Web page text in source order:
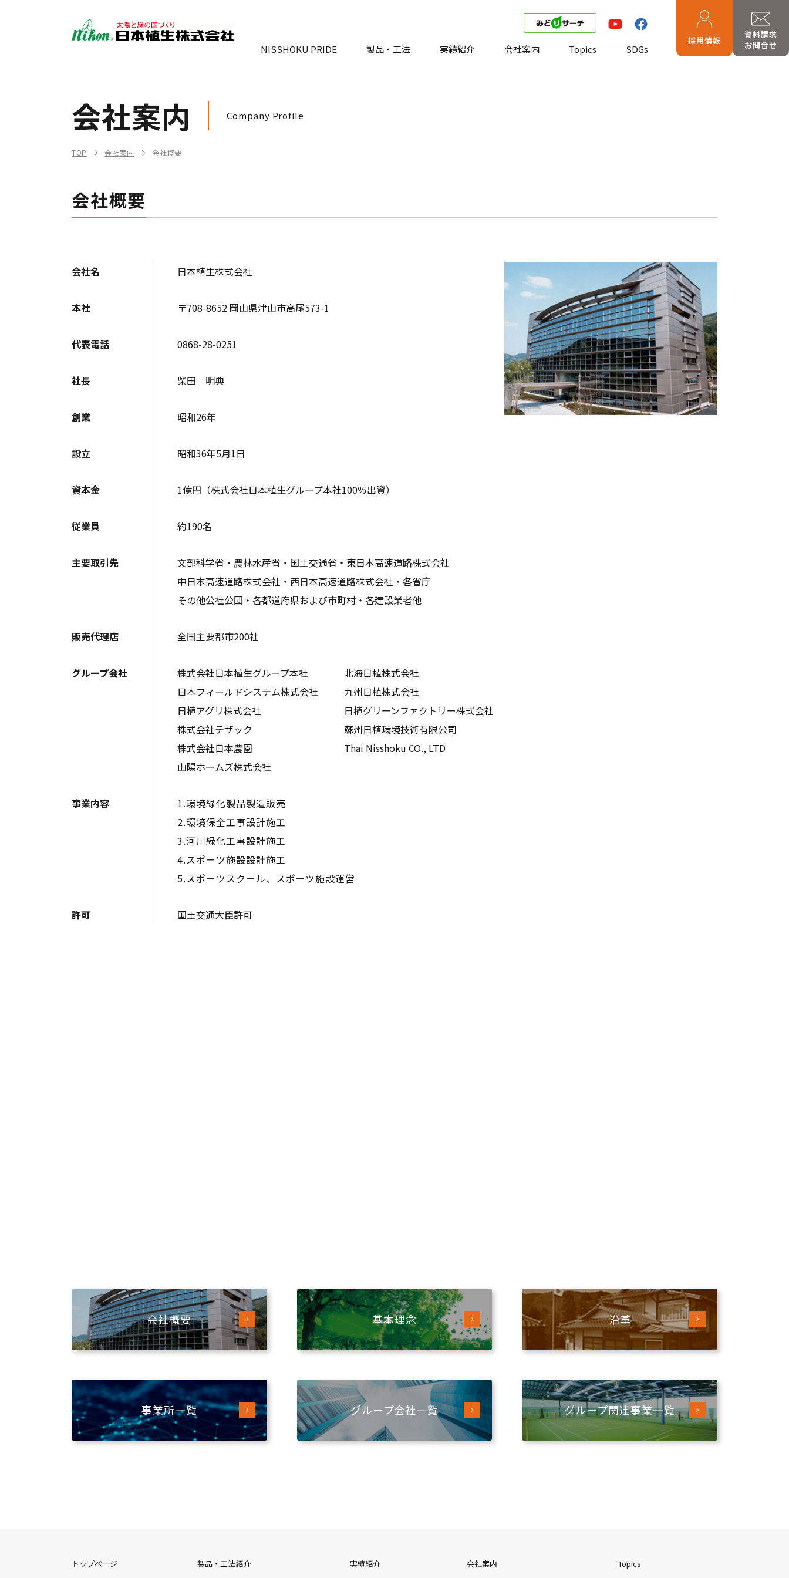
採用情報
資料請求
お問合せ
NISSHOKU PRIDE 製品・工法 実績紹介 会社案内 Topics SDGs
会社案内 Company Profile
TOP 会社案内 会社概要
会社概要
会社名 日本植生株式会社
本社 〒708-8652 岡山県津山市高尾573-1
代表電話 0868-28-0251
社長 柴田 明典
創業 昭和26年
設立 昭和36年5月1日
資本金 1億円（株式会社日本植生グループ本社100％出資）
従業員 約190名
主要取引先
文部科学省・農林水産省・国土交通省・東日本高速道路株式会社
中日本高速道路株式会社・西日本高速道路株式会社・各省庁
その他公社公団・各都道府県および市町村・各建設業者他
販売代理店 全国主要都市200社
グループ会社
株式会社日本植生グループ本社
日本フィールドシステム株式会社
日植アグリ株式会社
株式会社テザック
株式会社日本農園
山陽ホームズ株式会社
北海日植株式会社
九州日植株式会社
日植グリーンファクトリー株式会社
蘇州日植環境技術有限公司
Thai Nisshoku CO., LTD
事業内容
1.環境緑化製品製造販売
2.環境保全工事設計施工
3.河川緑化工事設計施工
4.スポーツ施設設計施工
5.スポーツスクール、スポーツ施設運営
許可 国土交通大臣許可
会社概要 基本理念 沿革
事業所一覧 グループ会社一覧 グループ関連事業一覧
トップページ
製品・工法紹介 実績紹介 会社案内
Topics